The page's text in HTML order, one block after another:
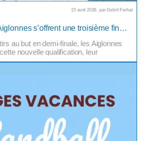
Héroïques, les Aiglonnes s’offrent une troisième finale consécutive
féminines du CS Saint-Louis
en finale de la Coupe Crédit Mutuel.
au but en demi-finale, les Aiglonnes
nouvelle qualification, leur
dans la continuité des deux
15 avril 2026, par Gebril Ferhat